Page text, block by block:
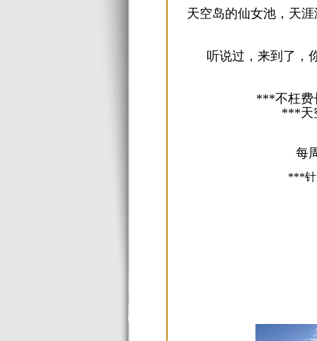
天空岛的仙女池，天
听说过，来到了，
***不枉费
***天
每
***针